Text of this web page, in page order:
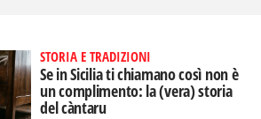
STORIA E TRADIZIONI
Se in Sicilia ti chiamano così non è
un complimento: la (vera) storia
del càntaru